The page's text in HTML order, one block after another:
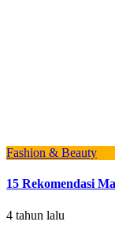
Fashion & Beauty
15 Rekomendasi
4 tahun lalu